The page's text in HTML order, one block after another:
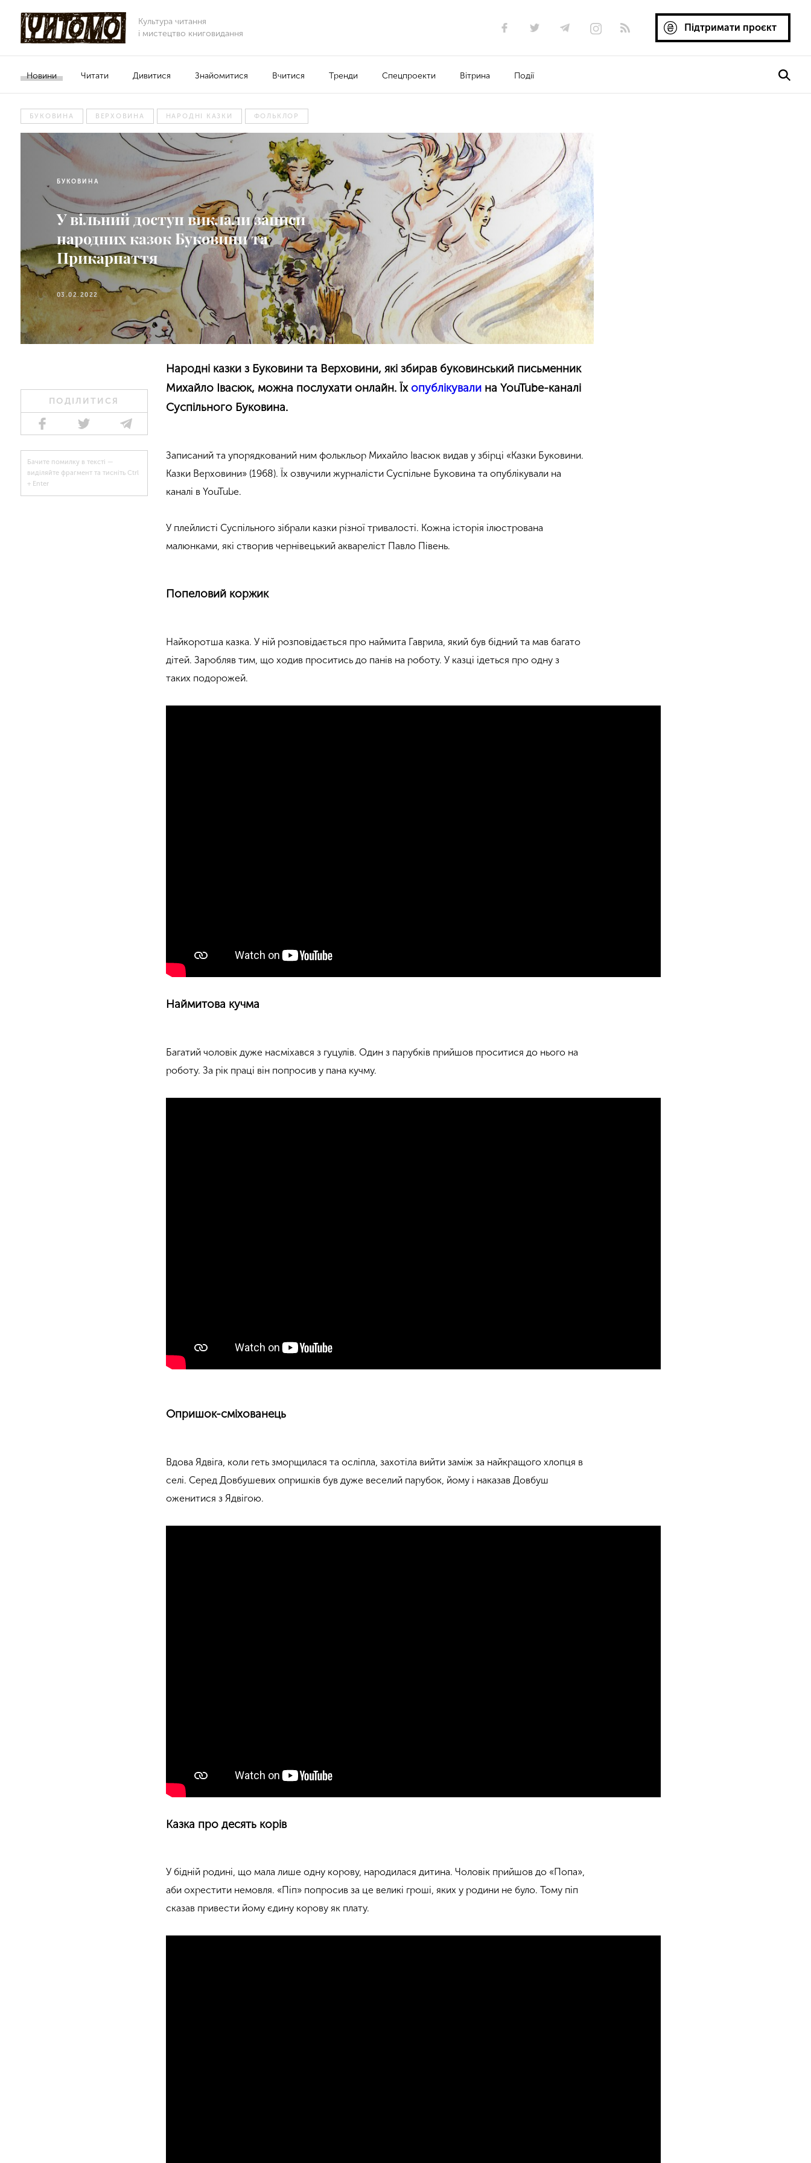
Культура читання
і мистецтво книговидання
Підтримати проєкт
Новини Читати Дивитися Знайомитися Вчитися Тренди Спецпроекти Вітрина Події
БУКОВИНА ВЕРХОВИНА НАРОДНІ КАЗКИ ФОЛЬКЛОР
БУКОВИНА
У вільний доступ виклали записи
народних казок Буковини та
Прикарпаття
03.02.2022
ПОДІЛИТИСЯ
Бачите помилку в тексті —
виділяйте фрагмент та тисніть Ctrl
+ Enter
Народні казки з Буковини та Верховини, які збирав буковинський письменник
Михайло Івасюк, можна послухати онлайн. Їх опублікували наYouTube-каналі
Суспільного Буковина.
Записаний та упорядкований ним фолькльор Михайло Івасюк видав у збірці «Казки Буковини.
Казки Верховини» (1968). Їх озвучили журналісти Суспільне Буковина та опублікували на
каналі в YouTube.
У плейлисті Суспільного зібрали казки різної тривалості. Кожна історія ілюстрована
малюнками, які створив чернівецький аквареліст Павло Півень.
Попеловий коржик
Найкоротша казка. У ній розповідається про наймита Гаврила, який був бідний та мав багато
дітей. Заробляв тим, що ходив проситись до панів на роботу. У казці ідеться про одну з
таких подорожей.
Наймитова кучма
Багатий чоловік дуже насміхався з гуцулів. Один з парубків прийшов проситися до нього на
роботу. За рік праці він попросив у пана кучму.
Опришок-сміхованець
Вдова Ядвіга, коли геть зморщилася та осліпла, захотіла вийти заміж за найкращого хлопця в
селі. Серед Довбушевих опришків був дуже веселий парубок, йому і наказав Довбуш
оженитися з Ядвігою.
Казка про десять корів
У бідній родині, що мала лише одну корову, народилася дитина. Чоловік прийшов до «Попа»,
аби охрестити немовля. «Піп» попросив за це великі гроші, яких у родини не було. Тому піп
сказав привести йому єдину корову як плату.